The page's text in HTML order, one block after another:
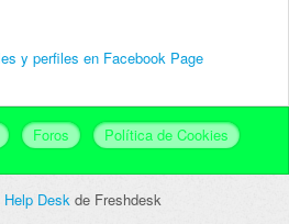
y perfiles en Facebook Page
Foros Política de Cookies
Desk de Freshdesk